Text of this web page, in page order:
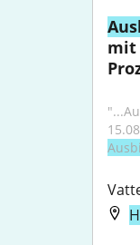
mit